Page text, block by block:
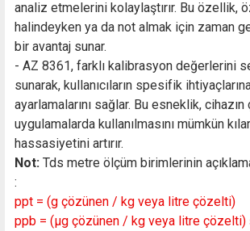
analiz etmelerini kolaylaştırır. Bu özellik,
halindeyken ya da not almak için zaman
bir avantaj sunar.
- AZ 8361, farklı kalibrasyon değerlerini
sunarak, kullanıcıların spesifik
ayarlamalarını sağlar. Bu esneklik,
uygulamalarda kullanılmasını mümkün
hassasiyetini artırır.
Not: Tds metre ölçüm birimlerinin
:
ppt = (g çözünen / kg veya litre çözelti)
ppb = (µg çözünen / kg veya litre